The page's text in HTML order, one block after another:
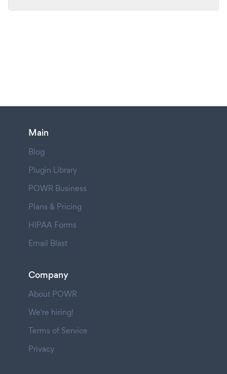
Main
Blog
Plugin Library
POWR Business
Plans & Pricing
HIPAA Forms
Email Blast
Company
About POWR
We're hiring!
Terms of Service
Privacy